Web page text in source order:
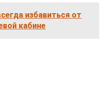
избавиться от
кабине